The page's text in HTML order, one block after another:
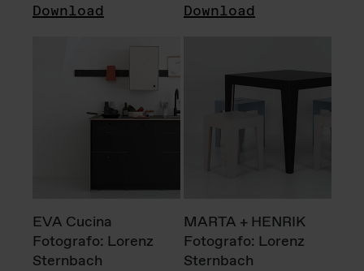
Download Download
EVA Cucina
Fotografo: Lorenz
Sternbach
MARTA + HENRIK
Fotografo: Lorenz
Sternbach